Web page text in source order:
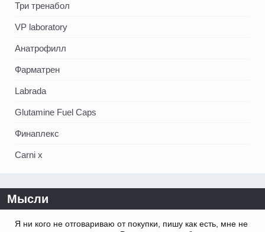
Три тренабол
VP laboratory
Анатрофилл
Фарматрен
Labrada
Glutamine Fuel Caps
Финаплекс
Carni x
Мысли
Я ни кого не отговариваю от покупки, пишу как есть, мне не